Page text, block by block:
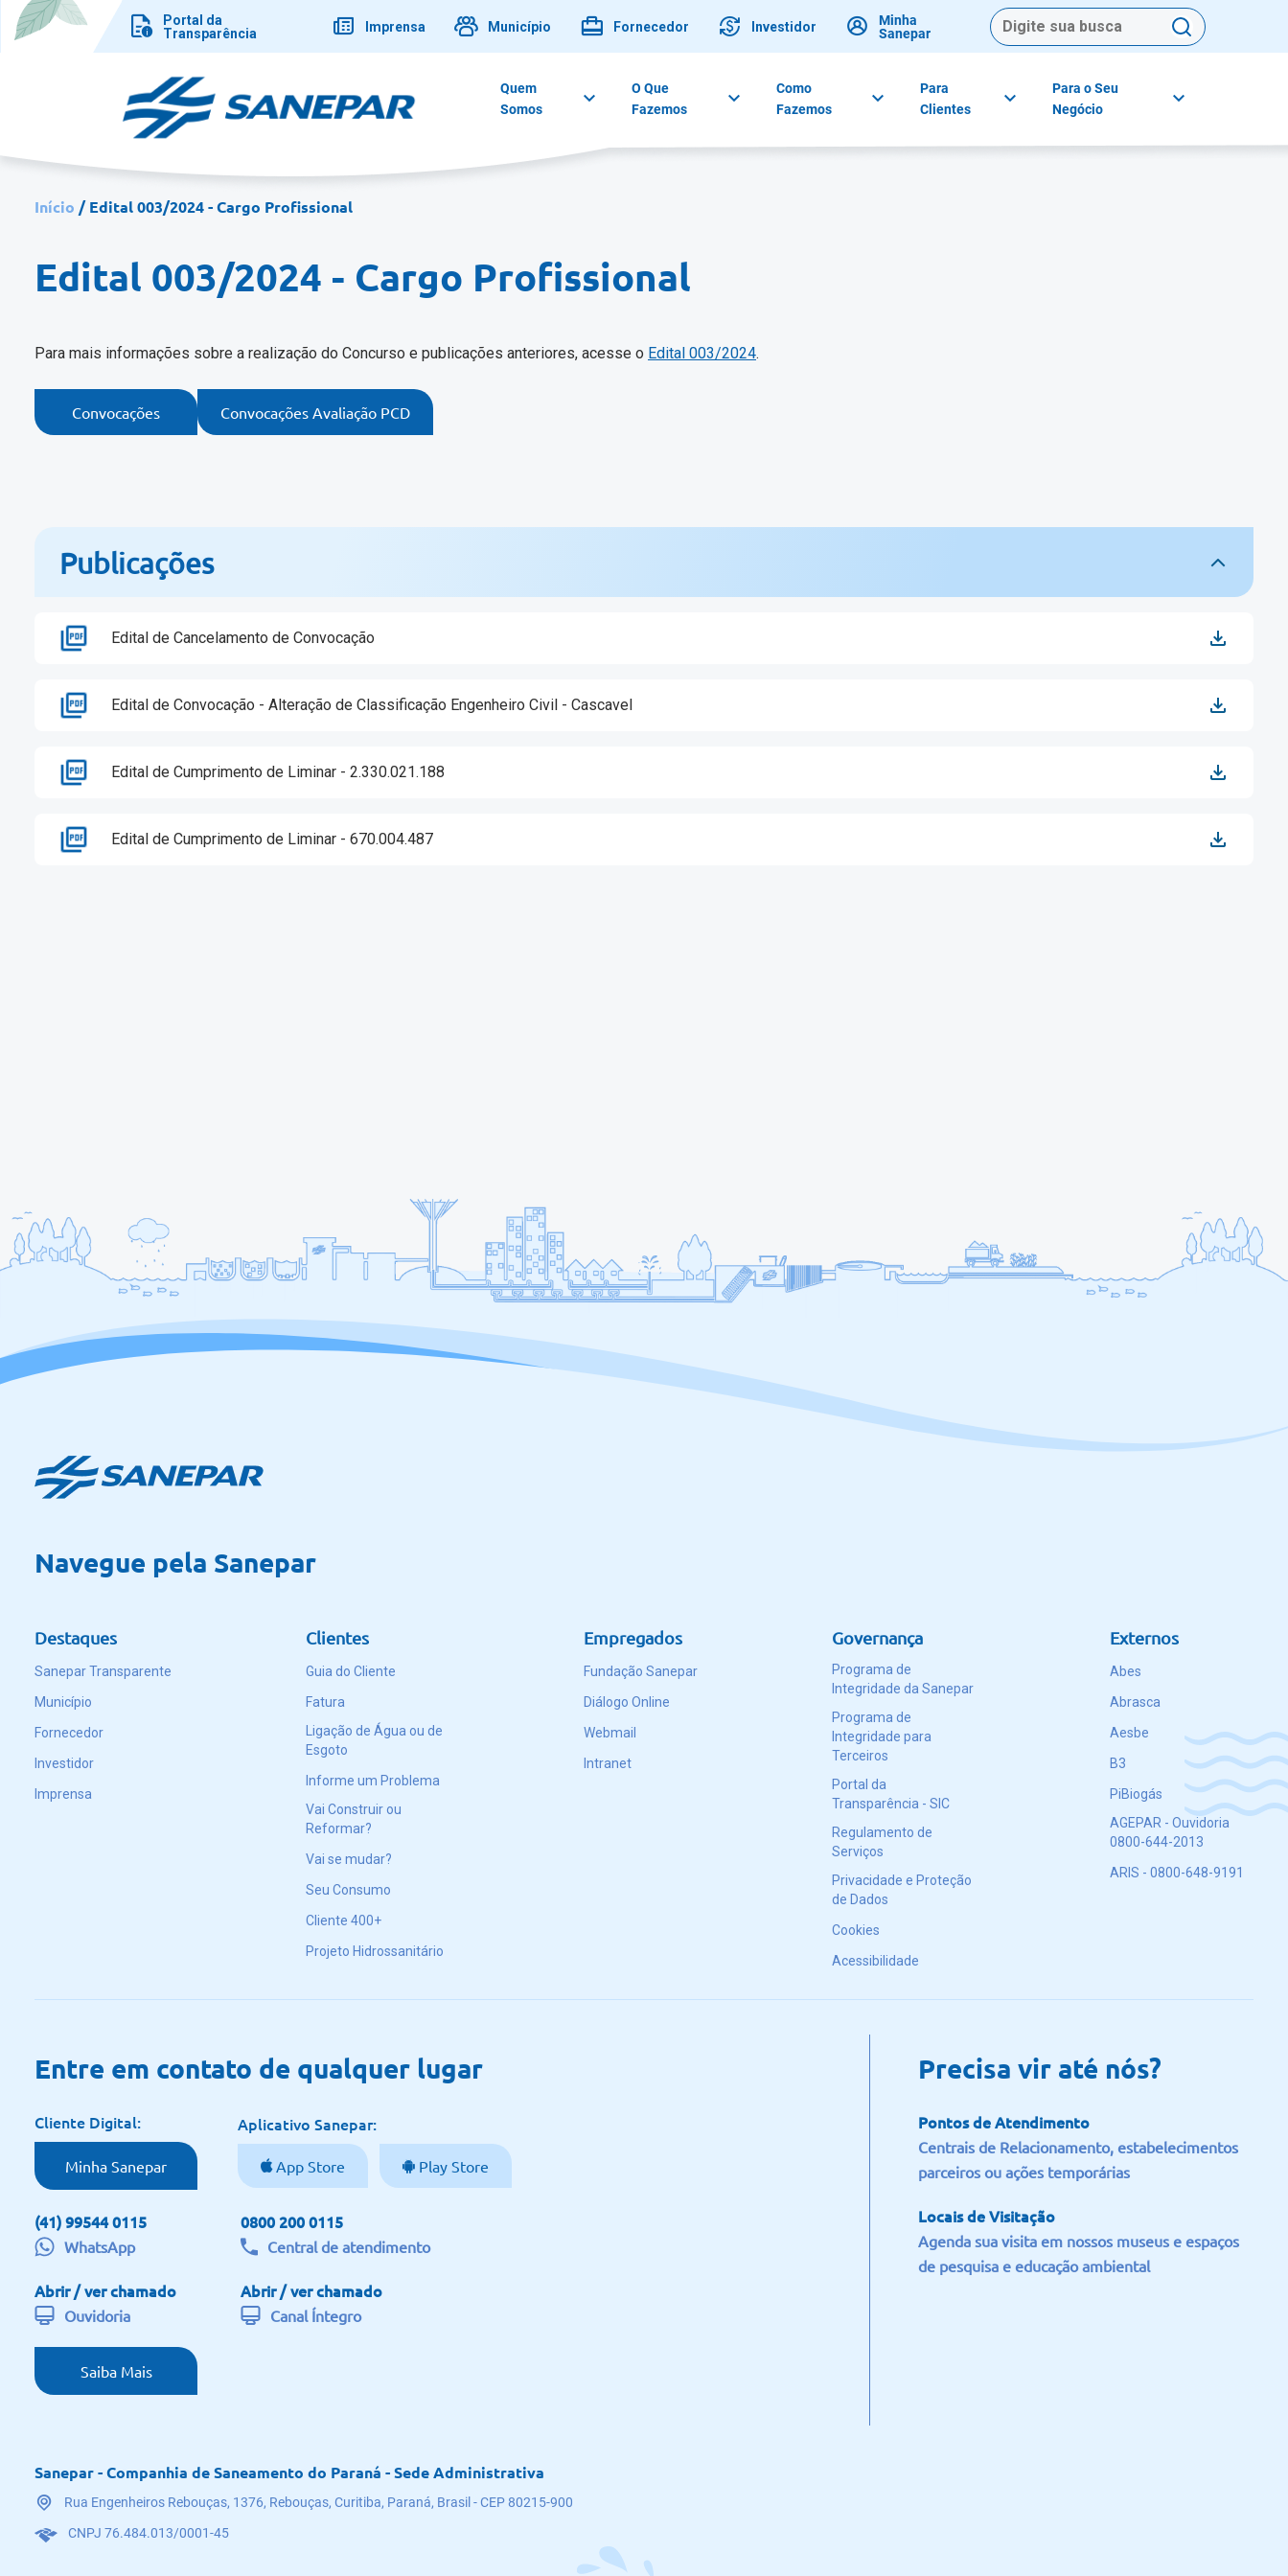
Pular
para
conteúdo
Portal da
Transparência
Imprensa Município Fornecedor Investidor
Minha
Sanepar
Quem
Somos
O Que
Fazemos
Como
Fazemos
Para
Clientes
Para o Seu
Negócio
Início Edital 003/2024 - Cargo Profissional
Edital 003/2024 - Cargo Profissional
Para mais informações sobre a realização do Concurso e publicações anteriores, acesse o Edital 003/2024.
Convocações Convocações Avaliação PCD
Publicações
Edital de Cancelamento de Convocação
Edital de Convocação - Alteração de Classificação Engenheiro Civil - Cascavel
Edital de Cumprimento de Liminar - 2.330.021.188
Edital de Cumprimento de Liminar - 670.004.487
Navegue pela Sanepar
Destaques
Sanepar Transparente
Município
Fornecedor
Investidor
Imprensa
Clientes
Guia do Cliente
Fatura
Ligação de Água ou de
Esgoto
Informe um Problema
Vai Construir ou
Reformar?
Vai se mudar?
Seu Consumo
Cliente 400+
Projeto Hidrossanitário
Empregados
Fundação Sanepar
Diálogo Online
Webmail
Intranet
Governança
Programa de
Integridade da Sanepar
Programa de
Integridade para
Terceiros
Portal da
Transparência - SIC
Regulamento de
Serviços
Privacidade e Proteção
de Dados
Cookies
Acessibilidade
Externos
Abes
Abrasca
Aesbe
B3
PiBiogás
AGEPAR - Ouvidoria
0800-644-2013
ARIS - 0800-648-9191
Entre em contato de qualquer lugar
Cliente Digital:
Minha Sanepar
Aplicativo Sanepar:
App Store Play Store
(41) 99544 0115
WhatsApp
0800 200 0115
Central de atendimento
Abrir / ver chamado
Ouvidoria
Abrir / ver chamado
Canal Íntegro
Saiba Mais
Precisa vir até nós?
Pontos de Atendimento
Centrais de Relacionamento, estabelecimentos
parceiros ou ações temporárias
Locais de Visitação
Agenda sua visita em nossos museus e espaços
de pesquisa e educação ambiental
Sanepar - Companhia de Saneamento do Paraná - Sede Administrativa
Rua Engenheiros Rebouças, 1376, Rebouças, Curitiba, Paraná, Brasil - CEP 80215-900
CNPJ 76.484.013/0001-45